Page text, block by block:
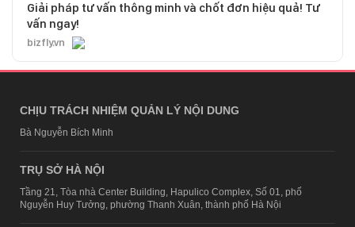
Giải pháp tư vấn thông minh và chốt đơn hiệu quả! Tư
vấn ngay!
bizfly.vn
CHỊU TRÁCH NHIỆM QUẢN LÝ NỘI DUNG
Bà Nguyễn Bích Minh
TRỤ SỞ HÀ NỘI
Tầng 21, Tòa nhà Center Building, Hapulico Complex, Số 01, phố
Nguyễn Huy Tưởng, phường Thanh Xuân, thành phố Hà Nội